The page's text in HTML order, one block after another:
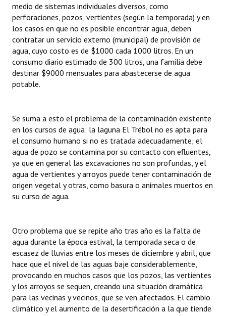
medio de sistemas individuales diversos, como
perforaciones, pozos, vertientes (según la temporada) y en
los casos en que no es posible encontrar agua, deben
contratar un servicio externo (municipal) de provisión de
agua, cuyo costo es de $1000 cada 1000 litros. En un
consumo diario estimado de 300 litros, una familia debe
destinar $9000 mensuales para abastecerse de agua
potable.
Se suma a esto el problema de la contaminación existente
en los cursos de agua: la laguna El Trébol no es apta para
el consumo humano si no es tratada adecuadamente; el
agua de pozo se contamina por su contacto con efluentes,
ya que en general las excavaciones no son profundas, y el
agua de vertientes y arroyos puede tener contaminación de
origen vegetal y otras, como basura o animales muertos en
su curso de agua.
Otro problema que se repite año tras año es la falta de
agua durante la época estival, la temporada seca o de
escasez de lluvias entre los meses de diciembre y abril, que
hace que el nivel de las aguas baje considerablemente,
provocando en muchos casos que los pozos, las vertientes
y los arroyos se sequen, creando una situación dramática
para las vecinas y vecinos, que se ven afectados. El cambio
climático y el aumento de la desertificación a la que tiende